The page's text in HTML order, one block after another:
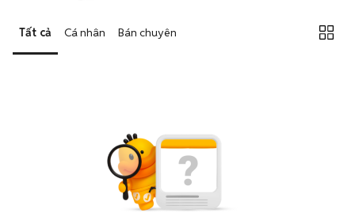
Tất cả Cá nhân Bán chuyên